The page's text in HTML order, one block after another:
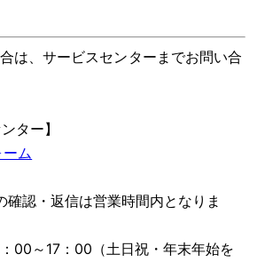
は、サービスセンターまでお問い合
ター】
ム
認・返信は営業時間内となりま
00～17：00（土日祝・年末年始を